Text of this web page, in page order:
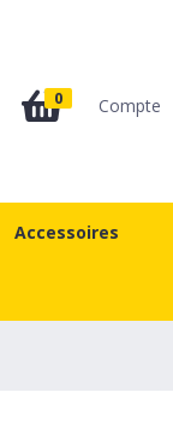
0 Compte
Accessoires